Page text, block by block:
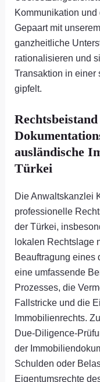
Kommunikation
Gepaart mit
ganzheitliche
rationalisieren und
Transaktion in einer
gipfelt.
ausländische
Türkei
Die Anwaltskanzlei
professionelle
der Türkei,
lokalen Rechtslage
Beauftragung eines
eine umfassende
Prozesses, die
Fallstricke und die
Immobilienrechts.
Due-Diligence-
der
Schulden oder
Eigentumsrechte